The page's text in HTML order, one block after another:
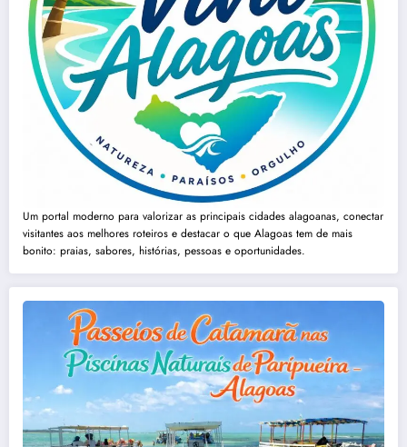
Um portal moderno para valorizar as principais cidades alagoanas, conectar
visitantes aos melhores roteiros e destacar o que Alagoas tem de mais
bonito: praias, sabores, histórias, pessoas e oportunidades.